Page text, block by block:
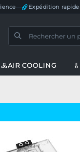
Expédition rapide
AIR COOLING